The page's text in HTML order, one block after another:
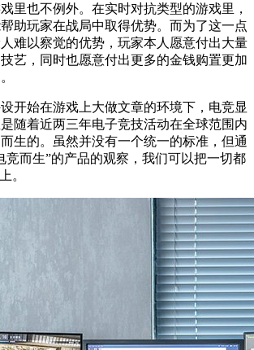
里也不例外。在实时对抗类型的游戏里，
助玩家在战局中取得优势。而为了这一点
难以察觉的优势，玩家本人愿意付出大量
艺，同时也愿意付出更多的金钱购置更加
开始在游戏上大做文章的环境下，电竞显
随着近两三年电子竞技活动在全球范围内
生的。虽然并没有一个统一的标准，但通
竞而生”的产品的观察，我们可以把一切都
。